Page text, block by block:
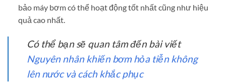
bảo máy bơm có thể hoạt động tốt nhất cũng như hiệu
quả cao nhất.
Có thể bạn sẽ quan tâm đến bài viết
Nguyên nhân khiến bơm hỏa tiễn không
lên nước và cách khắc phục